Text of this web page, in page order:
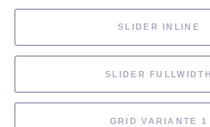
SLIDER INLINE
SLIDER FULLWIDTH
GRID VARIANTE 1